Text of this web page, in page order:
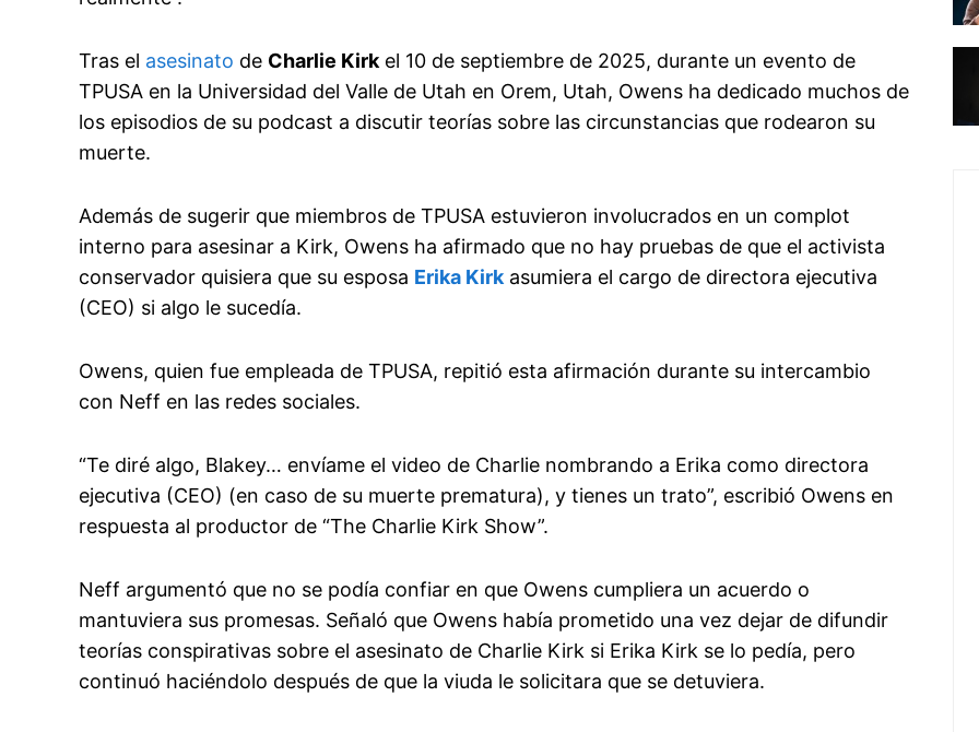
Tras el asesinato de Charlie Kirk el 10 de septiembre de 2025, durante un evento de
TPUSA en la Universidad del Valle de Utah en Orem, Utah, Owens ha dedicado muchos de
los episodios de su podcast a discutir teorías sobre las circunstancias que rodearon su
muerte.
Además de sugerir que miembros de TPUSA estuvieron involucrados en un complot
interno para asesinar a Kirk, Owens ha afirmado que no hay pruebas de que el activista
conservador quisiera que su esposa Erika Kirk asumiera el cargo de directora ejecutiva
(CEO) si algo le sucedía.
Owens, quien fue empleada de TPUSA, repitió esta afirmación durante su intercambio
con Neff en las redes sociales.
“Te diré algo, Blakey… envíame el video de Charlie nombrando a Erika como directora
ejecutiva (CEO) (en caso de su muerte prematura), y tienes un trato”, escribió Owens en
respuesta al productor de “The Charlie Kirk Show”.
Neff argumentó que no se podía confiar en que Owens cumpliera un acuerdo o
mantuviera sus promesas. Señaló que Owens había prometido una vez dejar de difundir
teorías conspirativas sobre el asesinato de Charlie Kirk si Erika Kirk se lo pedía, pero
continuó haciéndolo después de que la viuda le solicitara que se detuviera.